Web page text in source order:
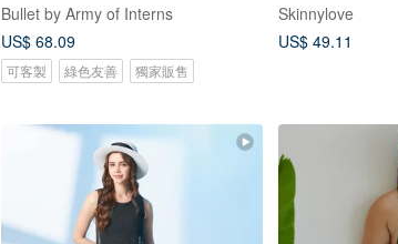
Bullet by Army of Interns
US$ 68.09
可客製 綠色友善 獨家販售
Skinnylove
US$ 49.11